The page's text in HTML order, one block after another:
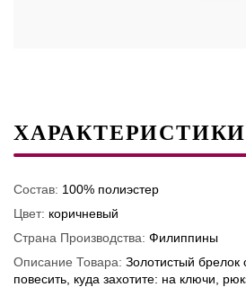
Состав: 100% полиэстер
Цвет: коричневый
Страна Производства: Филиппины
Описание Товара: Золотистый
повесить, куда захотите: на ключи,